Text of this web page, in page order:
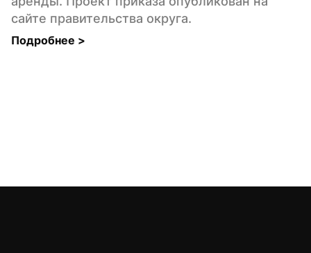
сайте правительства округа.
Подробнее >